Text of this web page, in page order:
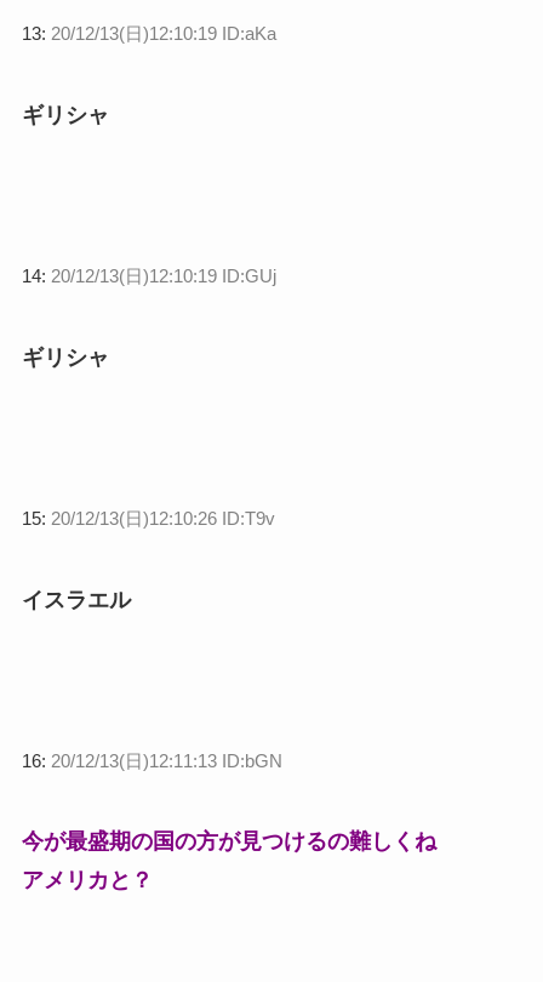
13: 20/12/13(日)12:10:19 ID:aKa
ギリシャ
14: 20/12/13(日)12:10:19 ID:GUj
ギリシャ
15: 20/12/13(日)12:10:26 ID:T9v
イスラエル
16: 20/12/13(日)12:11:13 ID:bGN
今が最盛期の国の方が見つけるの難しくね
アメリカと？